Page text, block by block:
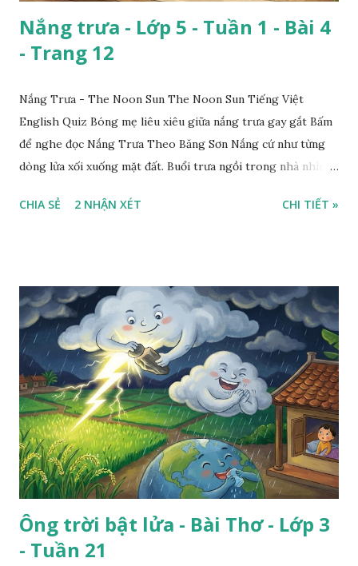
Nắng trưa - Lớp 5 - Tuần 1 - Bài 4
- Trang 12
Nắng Trưa - The Noon Sun The Noon Sun Tiếng Việt
English Quiz Bóng mẹ liêu xiêu giữa nắng trưa gay gắt Bấm
để nghe đọc Nắng Trưa Theo Băng Sơn Nắng cứ như từng
dòng lửa xối xuống mặt đất. Buổi trưa ngồi trong nhà nhìn
CHIA SẺ 2 NHẬN XÉT CHI TIẾT »
Ông trời bật lửa - Bài Thơ - Lớp 3
- Tuần 21